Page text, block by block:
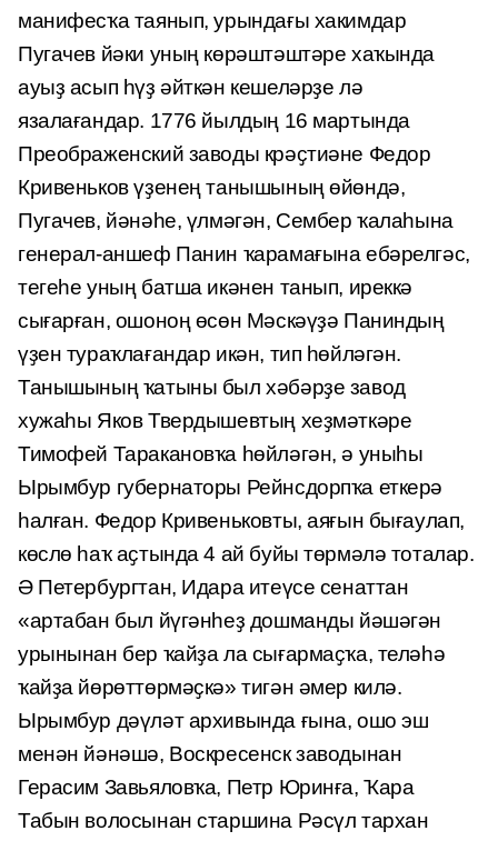
манифесҡа таянып, урындағы хакимдар
Пугачев йәки уның көрәштәш­тәре хаҡында
ауыҙ асып һүҙ әйткән кешеләрҙе лә
язалағандар. 1776 йылдың 16 мартында
Преображенский заводы крәҫтиәне Федор
Кривеньков үҙенең танышының өйөндә,
Пугачев, йәнәһе, үлмәгән, Сембер ҡалаһына
генерал-аншеф Панин ҡарамағына ебәрелгәс,
тегеһе уның батша икәнен танып, иреккә
сығарған, ошоноң өсөн Мәскәүҙә Паниндың
үҙен тураҡлағандар икән, тип һөйләгән.
Танышының ҡатыны был хәбәрҙе завод
хужаһы Яков Твердышевтың хеҙмәткәре
Тимофей Таракановҡа һөйләгән, ә уныһы
Ырымбур губернаторы Рейнсдорпҡа еткерә
һалған. Федор Кривеньковты, аяғын бығаулап,
көслө һаҡ аҫтында 4 ай буйы төрмәлә тоталар.
Ә Петербургтан, Идара итеүсе сенаттан
«артабан был йүгәнһеҙ дошманды йәшәгән
урынынан бер ҡайҙа ла сығармаҫҡа, теләһә
ҡайҙа йөрөттөрмәҫкә» тигән әмер килә.
Ырымбур дәүләт архивында ғына, ошо эш
менән йәнәшә, Воскресенск заводынан
Герасим Завьяловҡа, Петр Юринға, Ҡара
Табын волосынан старшина Рәсүл тархан